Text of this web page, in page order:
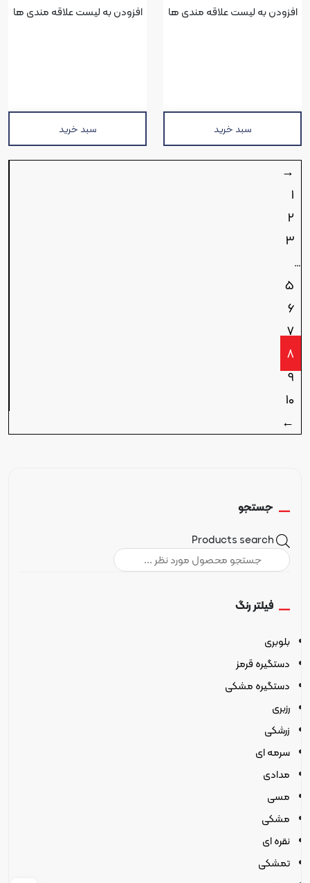
جستجو
Products search
فیلتر رنگ
بلوبری
دستگیره قرمز
دستگیره مشکی
رزبری
زرشکی
سرمه ای
مدادی
مسی
مشکی
نقره ای
تمشکی
سبد خرید
افزودن به لیست علاقه مندی ها
سبد خرید
افزودن به لیست علاقه مندی ها
→
1
2
3
…
5
6
7
8
9
10
←